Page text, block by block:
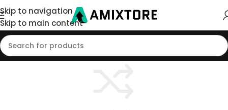
Skip to navigation
Skip to main content